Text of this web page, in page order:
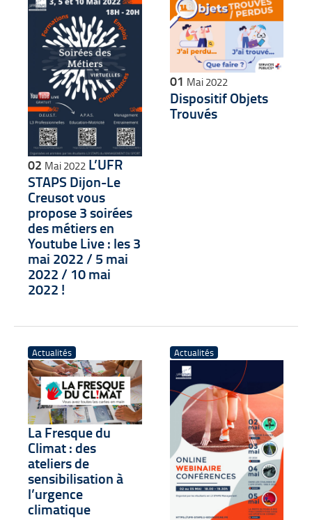
02 Mai 2022 L’UFR
STAPS Dijon-Le
Creusot vous
propose 3 soirées
des métiers en
Youtube Live : les 3
mai 2022 / 5 mai
2022 / 10 mai
2022 !
01 Mai 2022
Dispositif Objets
Trouvés
Actualités
La Fresque du
Climat : des
ateliers de
sensibilisation à
l’urgence
climatique
Actualités